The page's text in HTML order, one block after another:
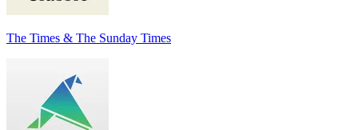
The Times & The Sunday Times